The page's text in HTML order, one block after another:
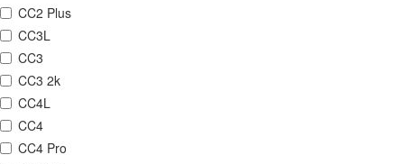
CC2 Plus
CC3L
CC3
CC3 2k
CC4L
CC4
CC4 Pro